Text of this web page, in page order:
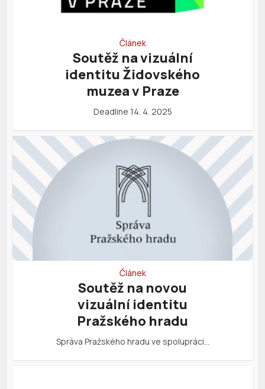
Článek
Soutěž na vizuální
identitu Židovského
muzea v Praze
Deadline 14. 4. 2025
Článek
Soutěž na novou
vizuální identitu
Pražského hradu
Správa Pražského hradu ve spolupráci…